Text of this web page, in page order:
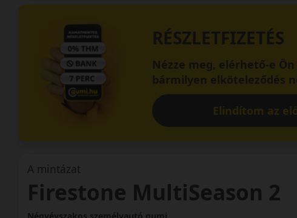
RÉSZLETFIZETÉS
Nézze meg, elérhető-e
bármilyen elköteleződés
Elindítom az
A mintázat
Firestone MultiSeason 2